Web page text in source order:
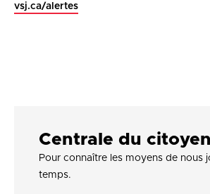
vsj.ca/alertes
Centrale du citoyen
Pour connaître les moyens de nous
temps.